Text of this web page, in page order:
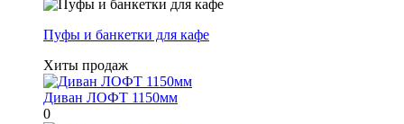
Пуфы и банкетки для кафе
Хиты продаж
Диван ЛОФТ 1150мм
0